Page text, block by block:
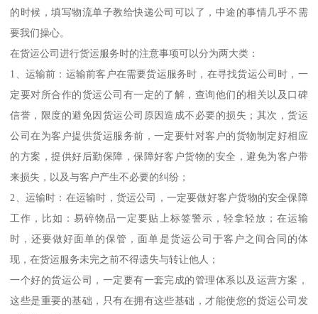
的时候，填写物流单子教给快递公司可以了，中途的事情几乎不需
要我们操心。
在货运公司进行货运服务时的注意事项可以分为两大类：
1、运输前：运输前客户在需要货运服务时，在寻找货运公司时，一
定要对所合作的货运公司有一定的了解，查询他们的相关以及口碑
信誉，限度的避免因货运公司原因造成不必要的损失；其次，货运
公司在为客户提供货运服务前，一定要针对客户的货物制定好相应
的方案，提供好后勤保障，保障好客户货物的安全，避免为客户带
来损失，以及与客户产生不必要的纠纷；
2、运输时：在运输时，货运公司，一定要做好客户货物的安全保障
工作，比如：易碎物品一定要贴上标签警示，轻拿轻放；在运输
时，还要做好面单的保管，面单是货运公司于客户之间合同的体
现，在货运服务未完之前不得遗失与转让他人；
一个好的货运公司，一定要有一套完成的管理体系以及运营方案，
这些是重要的基础，只有在拥有这些基础，才能使您的货运公司发